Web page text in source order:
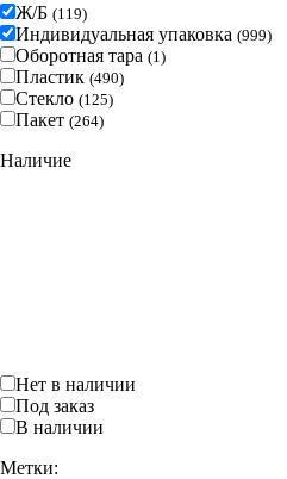
Ж/Б (119)
Индивидуальная упаковка (999)
Оборотная тара (1)
Пластик (490)
Стекло (125)
Пакет (264)
Наличие
Нет в наличии
Под заказ
В наличии
Метки: